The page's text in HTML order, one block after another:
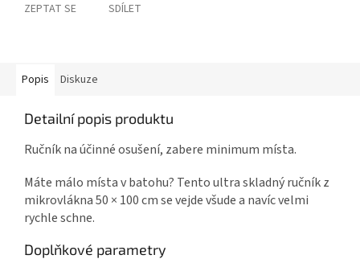
ZEPTAT SE SDÍLET
Popis Diskuze
Detailní popis produktu
Ručník na účinné osušení, zabere minimum místa.
Máte málo místa v batohu? Tento ultra skladný ručník z
mikrovlákna 50 × 100 cm se vejde všude a navíc velmi
rychle schne.
Doplňkové parametry